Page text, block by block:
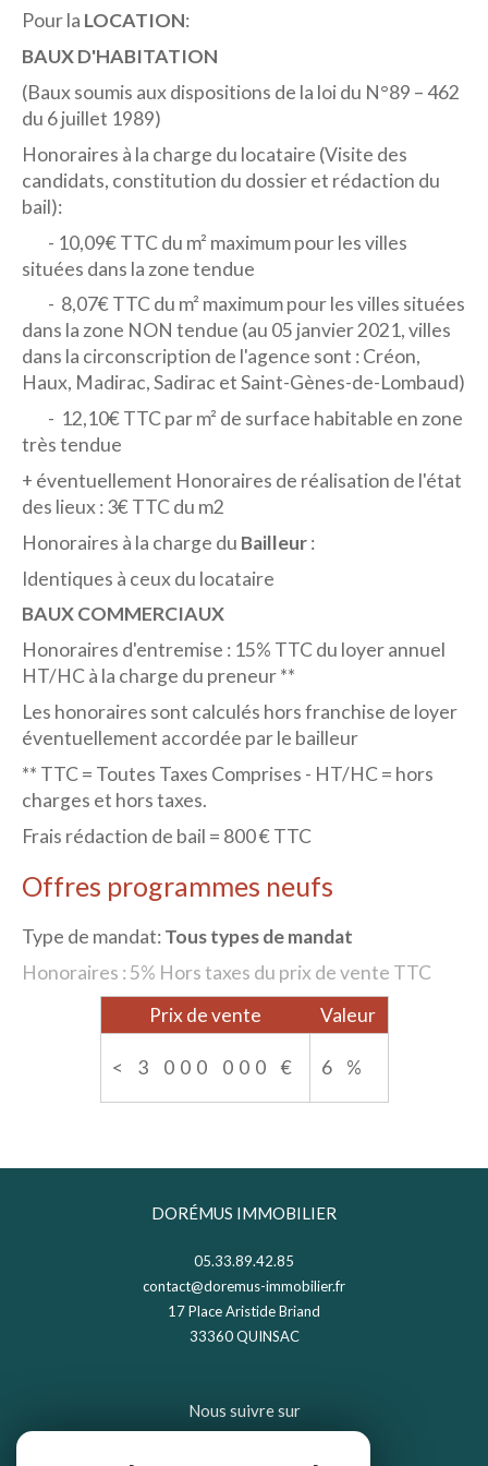
Pour la LOCATION:
BAUX D'HABITATION
(Baux soumis aux dispositions de la loi du N°89 – 462
du 6 juillet 1989)
Honoraires à la charge du locataire (Visite des
candidats, constitution du dossier et rédaction du
bail):
- 10,09€ TTC du m² maximum pour les villes
situées dans la zone tendue
- 8,07€ TTC du m² maximum pour les villes situées
dans la zone NON tendue (au 05 janvier 2021, villes
dans la circonscription de l'agence sont : Créon,
Haux, Madirac, Sadirac et Saint-Gènes-de-Lombaud)
- 12,10€ TTC par m² de surface habitable en zone
très tendue
+ éventuellement Honoraires de réalisation de l'état
des lieux : 3€ TTC du m2
Honoraires à la charge du Bailleur:
Identiques à ceux du locataire
BAUX COMMERCIAUX
Honoraires d'entremise : 15% TTC du loyer annuel
HT/HC à la charge du preneur **
Les honoraires sont calculés hors franchise de loyer
éventuellement accordée par le bailleur
** TTC = Toutes Taxes Comprises - HT/HC = hors
charges et hors taxes.
Frais rédaction de bail = 800 € TTC
Offres programmes neufs
Type de mandat:Tous types de mandat
Honoraires : 5% Hors taxes du prix de vente TTC
Prix de vente
Valeur
< 3 000 000 € 6 %
DORÉMUS IMMOBILIER
05.33.89.42.85
contact@doremus-immobilier.fr
17 Place Aristide Briand
33360
QUINSAC
Nous suivre sur